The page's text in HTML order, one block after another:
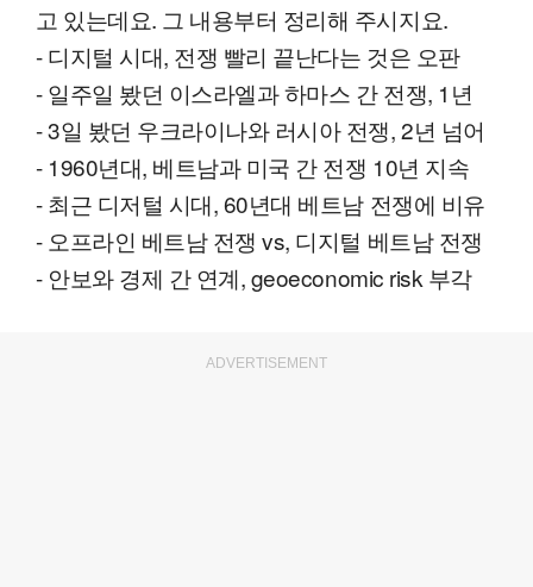
고 있는데요. 그 내용부터 정리해 주시지요.
- 디지털 시대, 전쟁 빨리 끝난다는 것은 오판
- 일주일 봤던 이스라엘과 하마스 간 전쟁, 1년
- 3일 봤던 우크라이나와 러시아 전쟁, 2년 넘어
- 1960년대, 베트남과 미국 간 전쟁 10년 지속
- 최근 디저털 시대, 60년대 베트남 전쟁에 비유
- 오프라인 베트남 전쟁 vs, 디지털 베트남 전쟁
- 안보와 경제 간 연계, geoeconomic risk 부각
ADVERTISEMENT